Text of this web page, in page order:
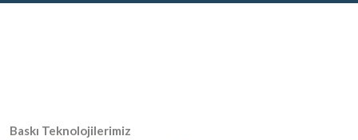
Baskı Teknolojilerimiz